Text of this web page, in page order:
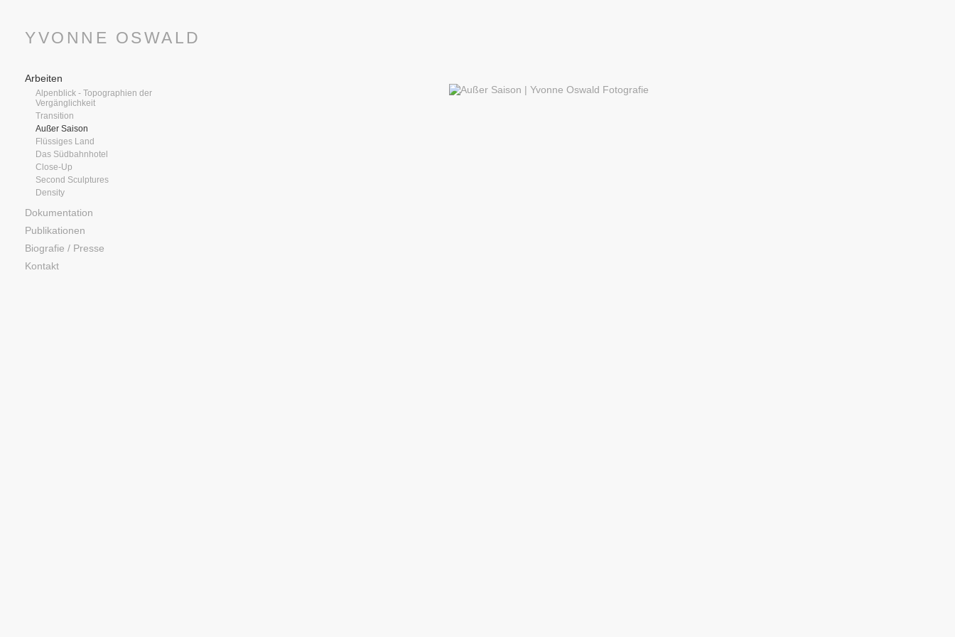
YVONNE OSWALD
Arbeiten
Alpenblick - Topographien der
Vergänglichkeit
Transition
Außer Saison
Flüssiges Land
Das Südbahnhotel
Close-Up
Second Sculptures
Density
Dokumentation
Publikationen
Biografie / Presse
Kontakt